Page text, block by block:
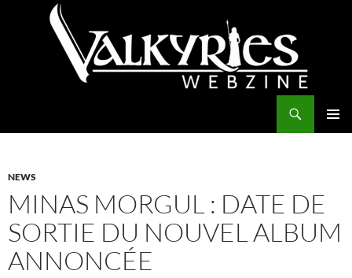
NEWS
MINAS MORGUL : DATE DE
SORTIE DU NOUVEL ALBUM
ANNONCÉE